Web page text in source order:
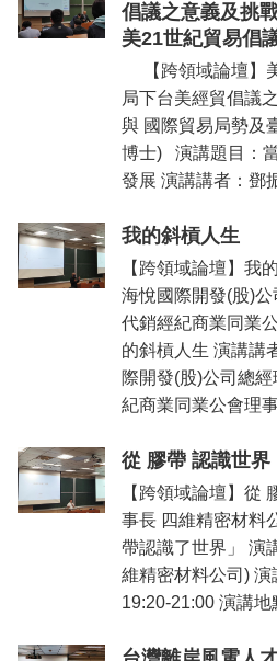
倡議之意義及挑
美21世紀貿易倡
【跨領域論壇】
局下台美經貿倡議
與 國際貿易局勢及
博士) 演講題目：
發展 演講講者：鄧
我的斜槓人生
【跨領域論壇】我
海悅國際開發(股)
代銷經紀商業同業
的斜槓人生 演講講
際開發(股)公司總
紀商業同業公會理
從 膠帶 認識世界
【跨領域論壇】從
事長 四維精密材料
帶認識了世界」 演
維精密材料公司)
19:20-21:00 演講地